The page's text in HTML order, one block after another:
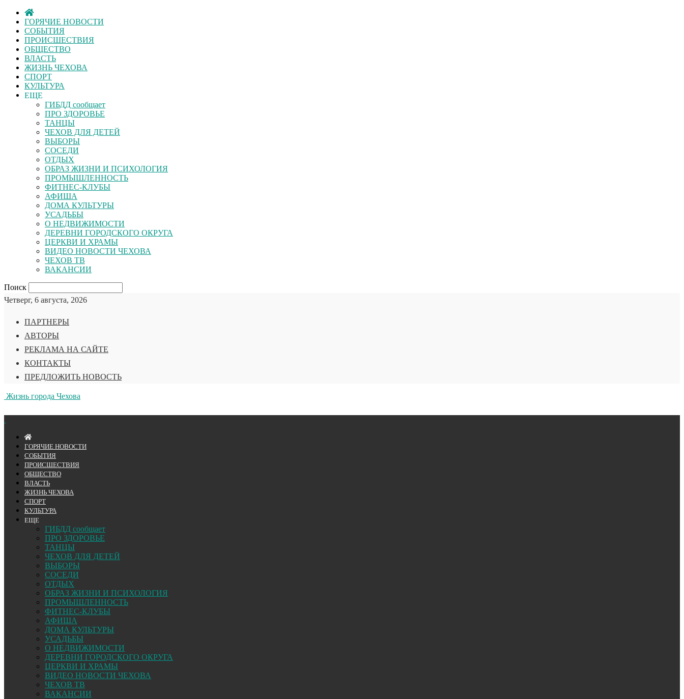
ГОРЯЧИЕ НОВОСТИ
СОБЫТИЯ
ПРОИСШЕСТВИЯ
ОБЩЕСТВО
ВЛАСТЬ
ЖИЗНЬ ЧЕХОВА
СПОРТ
КУЛЬТУРА
ЕЩЕ
ГИБДД сообщает
ПРО ЗДОРОВЬЕ
ТАНЦЫ
ЧЕХОВ ДЛЯ ДЕТЕЙ
ВЫБОРЫ
СОСЕДИ
ОТДЫХ
ОБРАЗ ЖИЗНИ И ПСИХОЛОГИЯ
ПРОМЫШЛЕННОСТЬ
ФИТНЕС-КЛУБЫ
АФИША
ДОМА КУЛЬТУРЫ
УСАДЬБЫ
О НЕДВИЖИМОСТИ
ДЕРЕВНИ ГОРОДСКОГО ОКРУГА
ЦЕРКВИ И ХРАМЫ
ВИДЕО НОВОСТИ ЧЕХОВА
ЧЕХОВ ТВ
ВАКАНСИИ
Поиск
Четверг, 6 августа, 2026
ПАРТНЕРЫ
АВТОРЫ
РЕКЛАМА НА САЙТЕ
КОНТАКТЫ
ПРЕДЛОЖИТЬ НОВОСТЬ
Жизнь города Чехова
ГОРЯЧИЕ НОВОСТИ
СОБЫТИЯ
ПРОИСШЕСТВИЯ
ОБЩЕСТВО
ВЛАСТЬ
ЖИЗНЬ ЧЕХОВА
СПОРТ
КУЛЬТУРА
ЕЩЕ
ГИБДД сообщает
ПРО ЗДОРОВЬЕ
ТАНЦЫ
ЧЕХОВ ДЛЯ ДЕТЕЙ
ВЫБОРЫ
СОСЕДИ
ОТДЫХ
ОБРАЗ ЖИЗНИ И ПСИХОЛОГИЯ
ПРОМЫШЛЕННОСТЬ
ФИТНЕС-КЛУБЫ
АФИША
ДОМА КУЛЬТУРЫ
УСАДЬБЫ
О НЕДВИЖИМОСТИ
ДЕРЕВНИ ГОРОДСКОГО ОКРУГА
ЦЕРКВИ И ХРАМЫ
ВИДЕО НОВОСТИ ЧЕХОВА
ЧЕХОВ ТВ
ВАКАНСИИ